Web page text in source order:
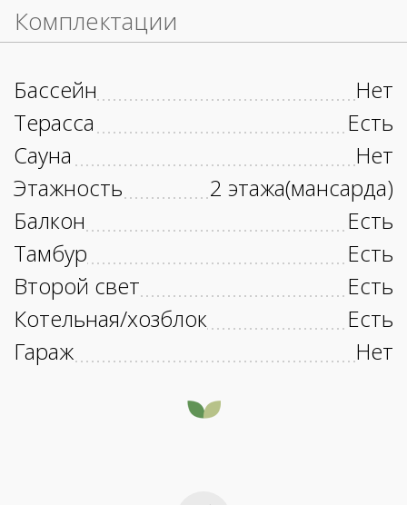
Комплектации
Бассейн
Нет
Терасса
Есть
Сауна
Нет
Этажность
2 этажа(мансарда)
Балкон
Есть
Тамбур
Есть
Второй свет
Есть
Котельная/хозблок
Есть
Гараж
Нет